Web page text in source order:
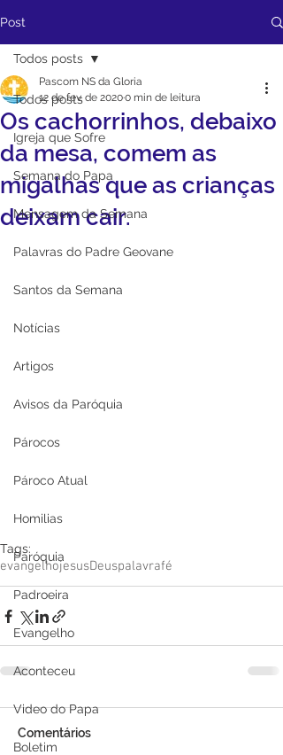
Post
Todos posts
Igreja que Sofre
Semana do Papa
Mensagem da Semana
Palavras do Padre Geovane
Santos da Semana
Notícias
Artigos
Avisos da Paróquia
Párocos
Pároco Atual
Homilias
Paróquia
Padroeira
Evangelho
Aconteceu
Video do Papa
Boletim
Todos posts
Os cachorrinhos, debaixo
da mesa, comem as
migalhas que as crianças
deixam cair.
Pascom NS da Gloria
12 de fev. de 20200 min de leitura
Tags:
evangelhojesusDeuspalavrafé
Comentários